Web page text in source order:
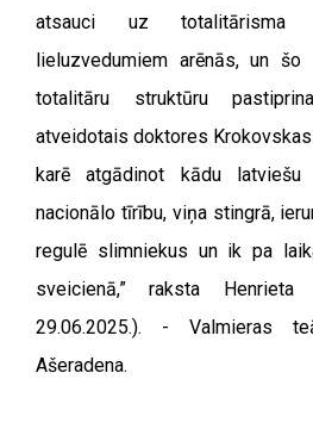
atsauci uz totalitārisma
lieluzvedumiem arēnās, un
totalitāru struktūru
atveidotais doktores
karē atgādinot kādu
nacionālo tīrību, viņa stingrā,
regulē slimniekus un ik pa
sveicienā,” raksta Henrieta
29.06.2025.). - Valmieras
Ašeradena.